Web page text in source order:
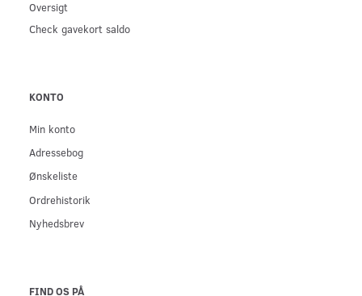
Oversigt
Check gavekort saldo
KONTO
Min konto
Adressebog
Ønskeliste
Ordrehistorik
Nyhedsbrev
FIND OS PÅ